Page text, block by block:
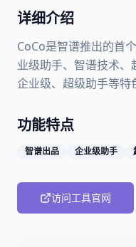
详细介绍
CoCo是智谱推出的首
业级助手、智谱技术、
企业级、超级助手等特
功能特点
智谱出品 企业级助手
访问工具官网